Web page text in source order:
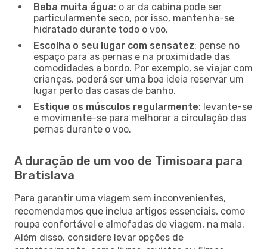
Beba muita água: o ar da cabina pode ser
particularmente seco, por isso, mantenha-se
hidratado durante todo o voo.
Escolha o seu lugar com sensatez: pense no
espaço para as pernas e na proximidade das
comodidades a bordo. Por exemplo, se viajar com
crianças, poderá ser uma boa ideia reservar um
lugar perto das casas de banho.
Estique os músculos regularmente: levante-se
e movimente-se para melhorar a circulação das
pernas durante o voo.
A duração de um voo de Timisoara para
Bratislava
Para garantir uma viagem sem inconvenientes,
recomendamos que inclua artigos essenciais, como
roupa confortável e almofadas de viagem, na mala.
Além disso, considere levar opções de